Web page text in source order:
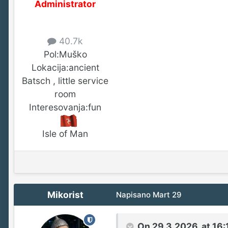
Administrator
40.7k
Pol:Muško
Lokacija:ancient
Batsch , little service
room
Interesovanja:fun
Isle of Man
Mikorist Napisano Mart 29